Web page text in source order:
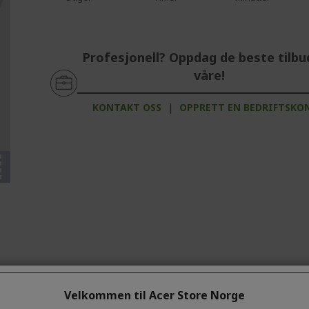
Profesjonell? Oppdag de beste
våre!
KONTAKT OSS | OPPRETT EN
Velkommen til Acer Store Norge